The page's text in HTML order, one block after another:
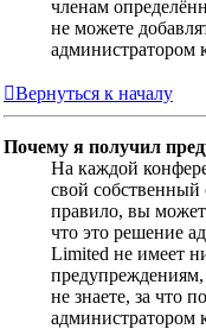
членам
не можете
администратором
Вернуться к началу
Почему я получил
На каждой
свой
правило, вы
что это решение
Limited не имеет
не знаете, за что
администратором